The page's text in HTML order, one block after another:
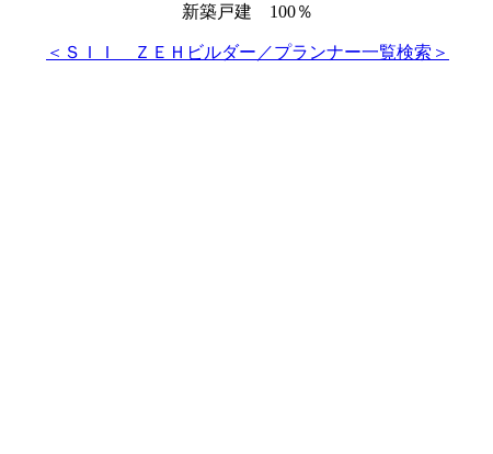
新築戸建 100％
＜ＳＩＩ ＺＥＨビルダー／プランナー一覧検索＞